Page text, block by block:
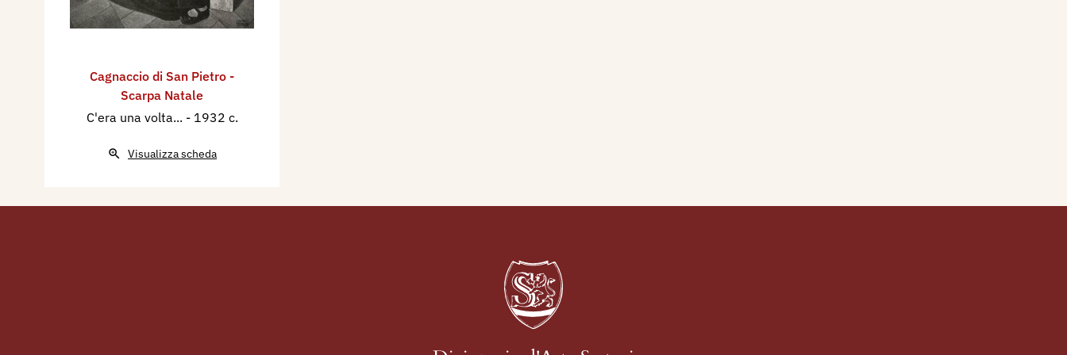
1924 - Guido Marangoni, L'arte Internazionale a
1925 - Esposizione d'Arte dei Combattenti delle Tre
Venezie, catalogo mostra, Venezia, p. 23, 24.
Città di Venezia, catalogo mostra, p. 57.
Cagnaccio di San Pietro -
Scarpa Natale
C'era una volta... - 1932 c.
Visualizza scheda